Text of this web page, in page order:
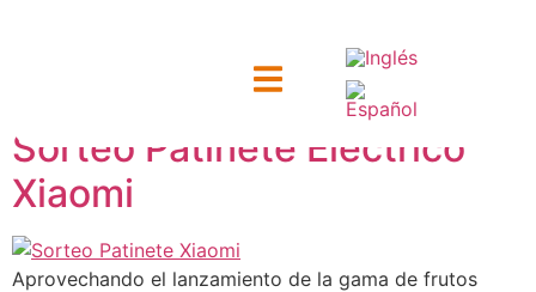
Saludable
Sorteo Patinete Eléctrico
Xiaomi
Aprovechando el lanzamiento de la gama de frutos